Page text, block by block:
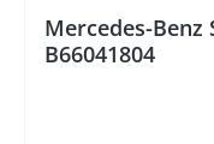
Mercedes-
B66041804